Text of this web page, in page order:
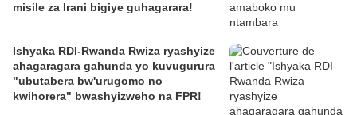
misile za Irani bigiye guhagarara!
Ishyaka RDI-Rwanda Rwiza ryashyize
ahagaragara gahunda yo kuvugurura
"ubutabera bw'urugomo no
kwihorera" bwashyizweho na FPR!